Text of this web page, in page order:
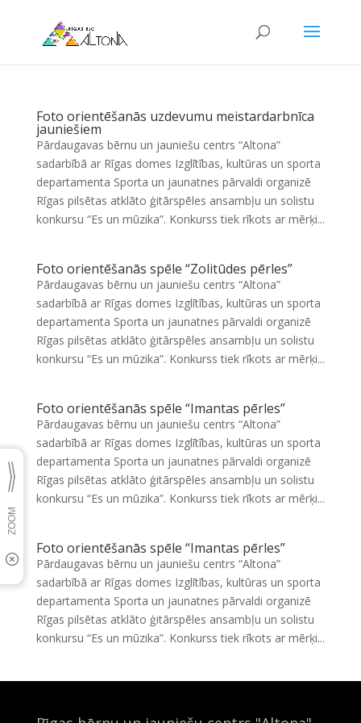
Foto orientēšanās uzdevumu meistardarbnīca
jauniešiem
Pārdaugavas bērnu un jauniešu centrs “Altona”
sadarbībā ar Rīgas domes Izglītības, kultūras un sporta
departamenta Sporta un jaunatnes pārvaldi organizē
Rīgas pilsētas atklāto ģitārspēles ansambļu un solistu
konkursu “Es un mūzika”. Konkurss tiek rīkots ar mērķi...
Foto orientēšanās spēle “Zolitūdes pērles”
Pārdaugavas bērnu un jauniešu centrs “Altona”
sadarbībā ar Rīgas domes Izglītības, kultūras un sporta
departamenta Sporta un jaunatnes pārvaldi organizē
Rīgas pilsētas atklāto ģitārspēles ansambļu un solistu
konkursu “Es un mūzika”. Konkurss tiek rīkots ar mērķi...
Foto orientēšanās spēle “Imantas pērles”
Pārdaugavas bērnu un jauniešu centrs “Altona”
sadarbībā ar Rīgas domes Izglītības, kultūras un sporta
departamenta Sporta un jaunatnes pārvaldi organizē
Rīgas pilsētas atklāto ģitārspēles ansambļu un solistu
konkursu “Es un mūzika”. Konkurss tiek rīkots ar mērķi...
Foto orientēšanās spēle “Imantas pērles”
Pārdaugavas bērnu un jauniešu centrs “Altona”
sadarbībā ar Rīgas domes Izglītības, kultūras un sporta
departamenta Sporta un jaunatnes pārvaldi organizē
Rīgas pilsētas atklāto ģitārspēles ansambļu un solistu
konkursu “Es un mūzika”. Konkurss tiek rīkots ar mērķi...